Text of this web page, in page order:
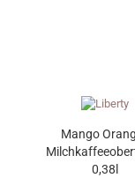
Mango
0,38l